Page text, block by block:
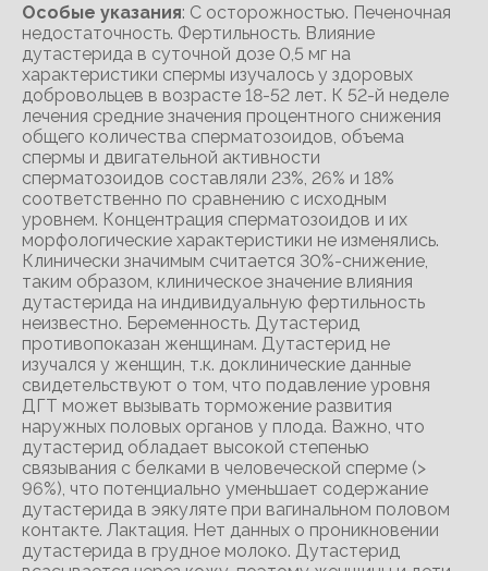
Особые указания: С осторожностью. Печеночная
недостаточность. Фертильность. Влияние
дутастерида в суточной дозе 0,5 мг на
характеристики спермы изучалось у здоровых
добровольцев в возрасте 18-52 лет. К 52-й неделе
лечения средние значения процентного снижения
общего количества сперматозоидов, объема
спермы и двигательной активности
сперматозоидов составляли 23%, 26% и 18%
соответственно по сравнению с исходным
уровнем. Концентрация сперматозоидов и их
морфологические характеристики не изменялись.
Клинически значимым считается 30%-снижение,
таким образом, клиническое значение влияния
дутастерида на индивидуальную фертильность
неизвестно. Беременность. Дутастерид
противопоказан женщинам. Дутастерид не
изучался у женщин, т.к. доклинические данные
свидетельствуют о том, что подавление уровня
ДГТ может вызывать торможение развития
наружных половых органов у плода. Важно, что
дутастерид обладает высокой степенью
связывания с белками в человеческой сперме (>
96%), что потенциально уменьшает содержание
дутастерида в эякуляте при вагинальном половом
контакте. Лактация. Нет данных о проникновении
дутастерида в грудное молоко. Дутастерид